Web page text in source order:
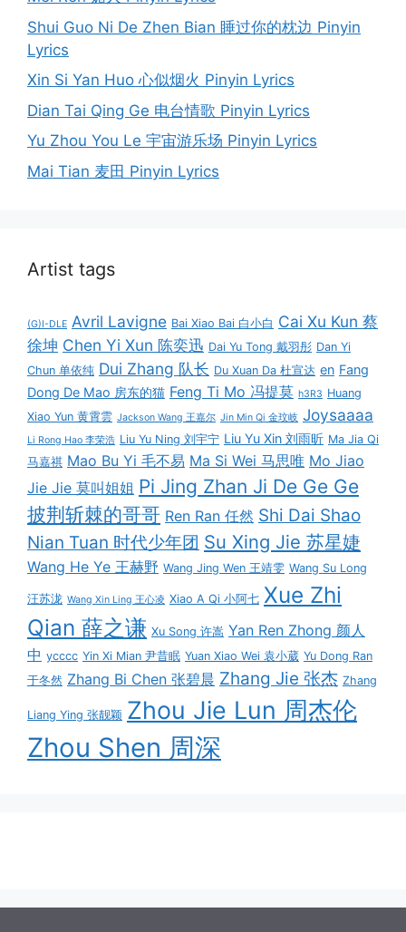
Shui Guo Ni De Zhen Bian 睡过你的枕边 Pinyin
Lyrics
Xin Si Yan Huo 心似烟火 Pinyin Lyrics
Dian Tai Qing Ge 电台情歌 Pinyin Lyrics
Yu Zhou You Le 宇宙游乐场 Pinyin Lyrics
Mai Tian 麦田 Pinyin Lyrics
Artist tags
(G)I-DLE Avril Lavigne Bai Xiao Bai 白小白 Cai Xu Kun 蔡
徐坤 Chen Yi Xun 陈奕迅 Dai Yu Tong 戴羽彤 Dan Yi
Chun 单依纯 Dui Zhang 队长 Du Xuan Da 杜宣达 en Fang
Dong De Mao 房东的猫 Feng Ti Mo 冯提莫 h3R3 Huang
Xiao Yun 黄霄雲 Jackson Wang 王嘉尔 Jin Min Qi 金玟岐 Joysaaaa
Li Rong Hao 李荣浩 Liu Yu Ning 刘宇宁 Liu Yu Xin 刘雨昕 Ma Jia Qi
马嘉祺 Mao Bu Yi 毛不易 Ma Si Wei 马思唯 Mo Jiao
Jie Jie 莫叫姐姐 Pi Jing Zhan Ji De Ge Ge
披荆斩棘的哥哥 Ren Ran 任然 Shi Dai Shao
Nian Tuan 时代少年团 Su Xing Jie 苏星婕
Wang He Ye 王赫野 Wang Jing Wen 王靖雯 Wang Su Long
汪苏泷 Wang Xin Ling 王心凌 Xiao A Qi 小阿七 Xue Zhi
Qian 薛之谦 Xu Song 许嵩 Yan Ren Zhong 颜人
中 ycccc Yin Xi Mian 尹昔眠 Yuan Xiao Wei 袁小葳 Yu Dong Ran
于冬然 Zhang Bi Chen 张碧晨 Zhang Jie 张杰 Zhang
Liang Ying 张靓颖 Zhou Jie Lun 周杰伦
Zhou Shen 周深